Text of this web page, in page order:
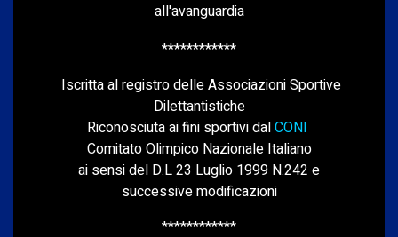
all'avanguardia
************
Iscritta al registro delle Associazioni Sportive
Dilettantistiche
Riconosciuta ai fini sportivi dalCONI
Comitato Olimpico Nazionale Italiano
ai sensi del D.L 23 Luglio 1999 N.242 e
successive modificazioni
************